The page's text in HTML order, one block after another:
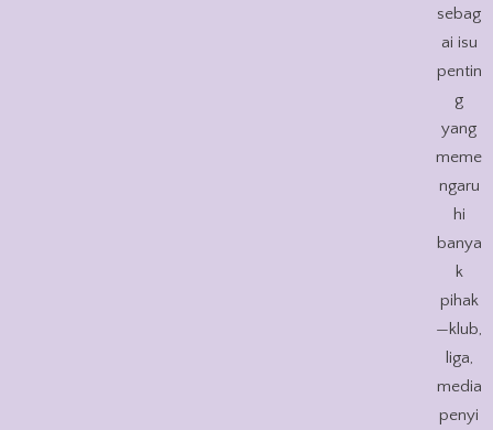
sebag
ai isu
pentin
g
yang
meme
ngaru
hi
banya
k
pihak
—klub,
liga,
media
penyi